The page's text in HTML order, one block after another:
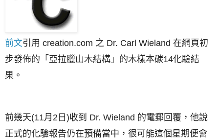
前文引用 creation.com 之 Dr. Carl Wieland 在網頁初
步發佈的 「亞拉臘山木結構」的木樣本碳14化驗結
果。
前幾天(11月2日)收到 Dr. Wieland 的電郵回覆，他說
正式的化驗報告仍在預備當中，很可能這個星期便會